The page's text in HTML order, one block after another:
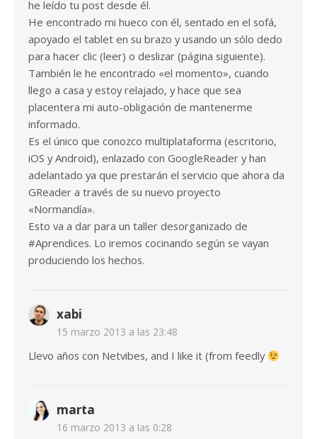
he leído tu post desde él.
He encontrado mi hueco con él, sentado en el sofá,
apoyado el tablet en su brazo y usando un sólo dedo
para hacer clic (leer) o deslizar (página siguiente).
También le he encontrado «el momento», cuando
llego a casa y estoy relajado, y hace que sea
placentera mi auto-obligación de mantenerme
informado.
Es el único que conozco multiplataforma (escritorio,
iOS y Android), enlazado con GoogleReader y han
adelantado ya que prestarán el servicio que ahora da
GReader a través de su nuevo proyecto
«Normandía».
Esto va a dar para un taller desorganizado de
#Aprendices. Lo iremos cocinando según se vayan
produciendo los hechos.
xabi
15 marzo 2013 a las 23:48
Llevo años con Netvibes, and I like it (from feedly
marta
16 marzo 2013 a las 0:28